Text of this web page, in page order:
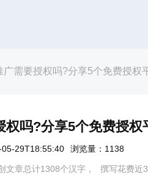
广需要授权吗?分享5个免费授权
权吗?分享5个免费授
05-29T18:55:40 浏览量：1138
文章总计1308个汉字， 撰写花费近